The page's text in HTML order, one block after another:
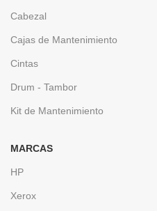
Cabezal
Cajas de Mantenimiento
Cintas
Drum - Tambor
Kit de Mantenimiento
MARCAS
HP
Xerox